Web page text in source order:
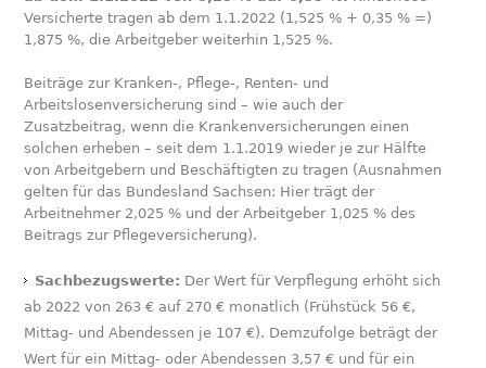
Versicherte tragen ab dem 1.1.2022 (1,525 % + 0,35 % =)
1,875 %, die Arbeitgeber weiterhin 1,525 %.
Beiträge zur Kranken-, Pflege-, Renten- und
Arbeitslosenversicherung sind – wie auch der
Zusatzbeitrag, wenn die Krankenversicherungen einen
solchen erheben – seit dem 1.1.2019 wieder je zur Hälfte
von Arbeitgebern und Beschäftigten zu tragen (Ausnahmen
gelten für das Bundesland Sachsen: Hier trägt der
Arbeitnehmer 2,025 % und der Arbeitgeber 1,025 % des
Beitrags zur Pflegeversicherung).
Sachbezugswerte: Der Wert für Verpflegung erhöht sich
ab 2022 von 263 € auf 270 € monatlich (Frühstück 56 €,
Mittag- und Abendessen je 107 €). Demzufolge beträgt der
Wert für ein Mittag- oder Abendessen 3,57 € und für ein